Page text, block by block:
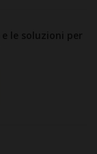
le soluzioni per